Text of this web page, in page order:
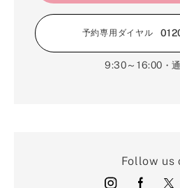
予約専用ダイヤル
9:30～16:00 ・
Follow us